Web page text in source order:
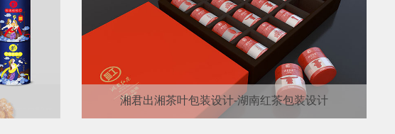
湘君出湘茶叶包装设计-湖南红茶包装设计